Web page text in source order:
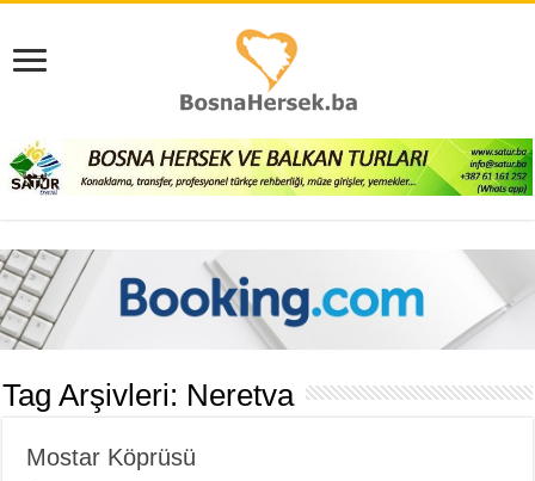
Tag Arşivleri: Neretva
Mostar Köprüsü